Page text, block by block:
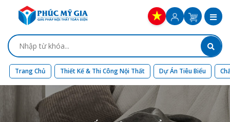
Trang Chủ Thiết Kế & Thi Công Nội Thất Dự Án Tiêu Biểu